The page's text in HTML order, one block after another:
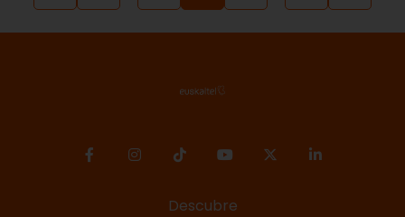
Descubre